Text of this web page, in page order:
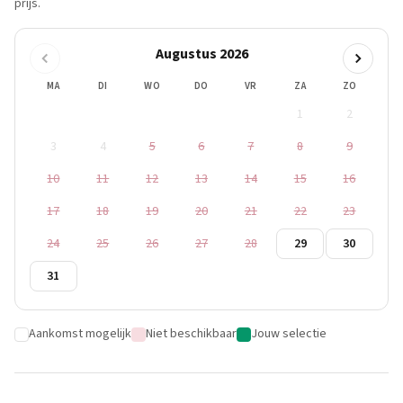
prijs.
Augustus 2026
MA DI WO DO VR ZA ZO
1
2
3
4 5 6 7 8
9
10
11 12 13 14 15
16
17
18 19 20 21 22
23
24
25 26 27 28 29
30
31
Aankomst mogelijk Niet beschikbaar Jouw selectie